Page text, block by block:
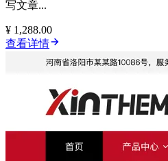
写文章...
¥ 1,288.00
查看详情